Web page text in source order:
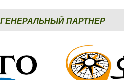
ГЕНЕРАЛЬНЫЙ ПАРТНЕР